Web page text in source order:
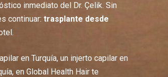
inmediato del Dr. Çelik. Sin
continuar: trasplante desde
en Turquía, un injerto capilar en
en Global Health Hair te